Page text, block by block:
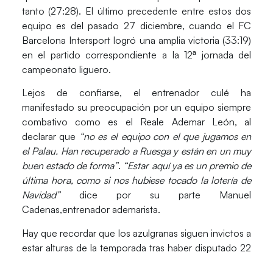
tanto (27:28). El último precedente entre estos dos
equipo es del pasado 27 diciembre, cuando el FC
Barcelona Intersport logró una amplia victoria (33:19)
en el partido correspondiente a la 12ª jornada del
campeonato liguero.
Lejos de confiarse, el entrenador culé ha
manifestado su preocupación por un equipo siempre
combativo como es el Reale Ademar León, al
declarar que “no es el equipo con el que jugamos en
el Palau. Han recuperado a Ruesga y están en un muy
buen estado de forma”. “Estar aquí ya es un premio de
última hora, como si nos hubiese tocado la lotería de
Navidad”dice por su parte Manuel
Cadenas,entrenador ademarista.
Hay que recordar que los azulgranas siguen invictos a
estar alturas de la temporada tras haber disputado 22